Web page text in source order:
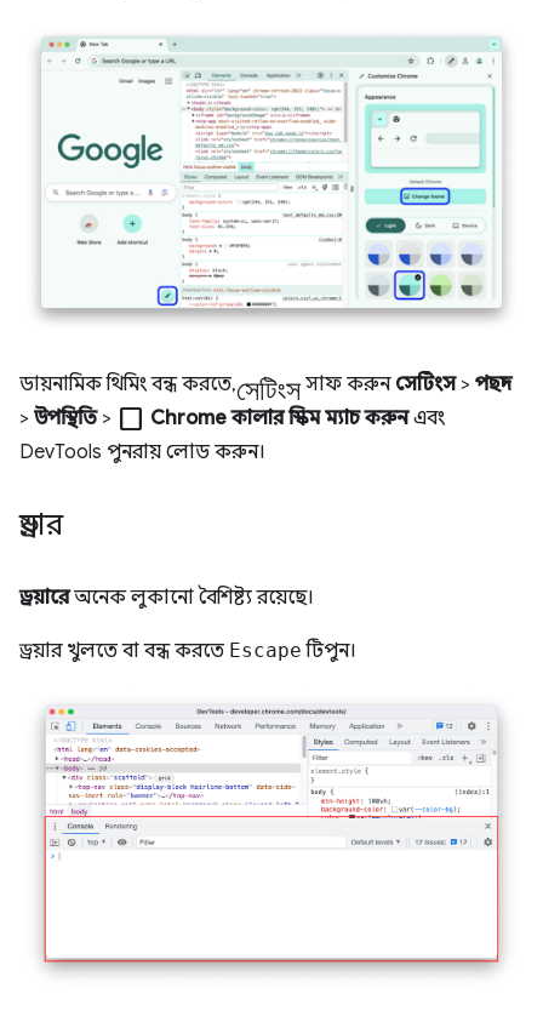
ডায়নামিক থিমিং বন্ধ করতে,সেটিংসসাফ করুন সেটিংস> পছন্দ
> উপস্থিতি> check_box_outline_blank Chrome কালার স্কিম ম্যাচ করুনএবং
DevTools পুনরায় লোড করুন।
ড্রয়ার
ড্রয়ারেঅনেক লুকানো বৈশিষ্ট্য রয়েছে।
ড্রয়ার খুলতে বা বন্ধ করতে Escape টিপুন।